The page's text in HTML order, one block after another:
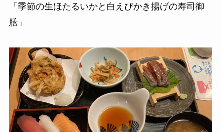
「季節の生ほたるいかと白えびかき揚げの寿司御
膳」